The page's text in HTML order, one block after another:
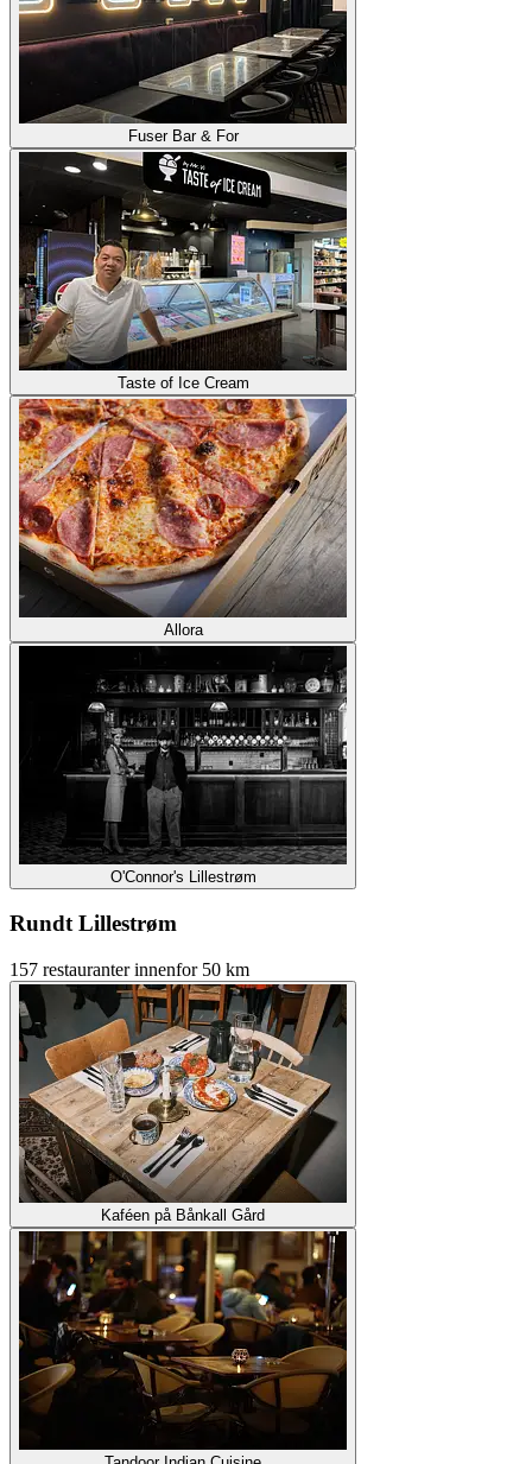
Fuser Bar & For
Taste of Ice Cream
Allora
O'Connor's Lillestrøm
Rundt Lillestrøm
157 restauranter innenfor 50 km
Kaféen på Bånkall Gård